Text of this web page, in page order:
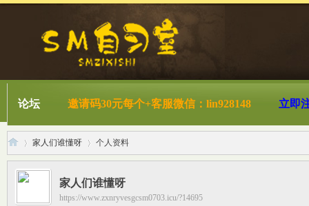
论坛 邀请码30元每个+客服微信：lin928148 立即
›
家人们谁懂呀
›
个人资料
家人们谁懂呀
https://www.zxnryvesgcsm0703.icu/?14695